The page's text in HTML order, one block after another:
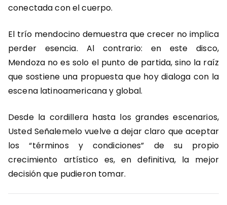
conectada con el cuerpo.
El trío mendocino demuestra que crecer no implica
perder esencia. Al contrario: en este disco,
Mendoza no es solo el punto de partida, sino la raíz
que sostiene una propuesta que hoy dialoga con la
escena latinoamericana y global.
Desde la cordillera hasta los grandes escenarios,
Usted Señalemelo vuelve a dejar claro que aceptar
los “términos y condiciones” de su propio
crecimiento artístico es, en definitiva, la mejor
decisión que pudieron tomar.